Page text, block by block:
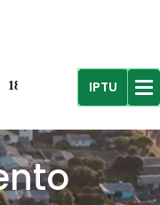
18º
R$61,96IPTU